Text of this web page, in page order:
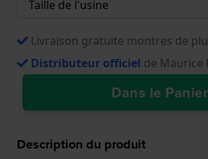
Livraison gratuite montres de
Distributeur officiel de Maurice
Dans le Panier
Description du produit